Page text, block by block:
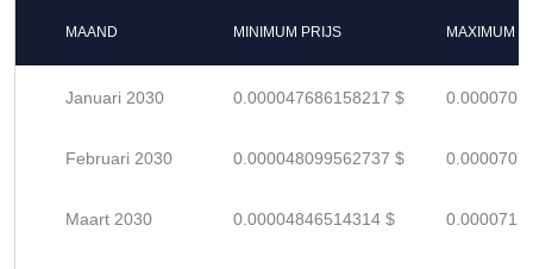
MAAND MINIMUM PRIJS MAXIMUM
Januari 2030 0.000047686158217 $
Februari 2030 0.000048099562737 $
Maart 2030 0.00004846514314 $